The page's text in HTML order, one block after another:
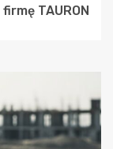
TAURON